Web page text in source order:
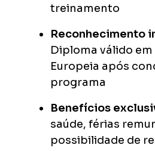
treinamento
Reconhecimento
Diploma válido
Europeia após
programa
Benefícios
saúde, férias
possibilidade de